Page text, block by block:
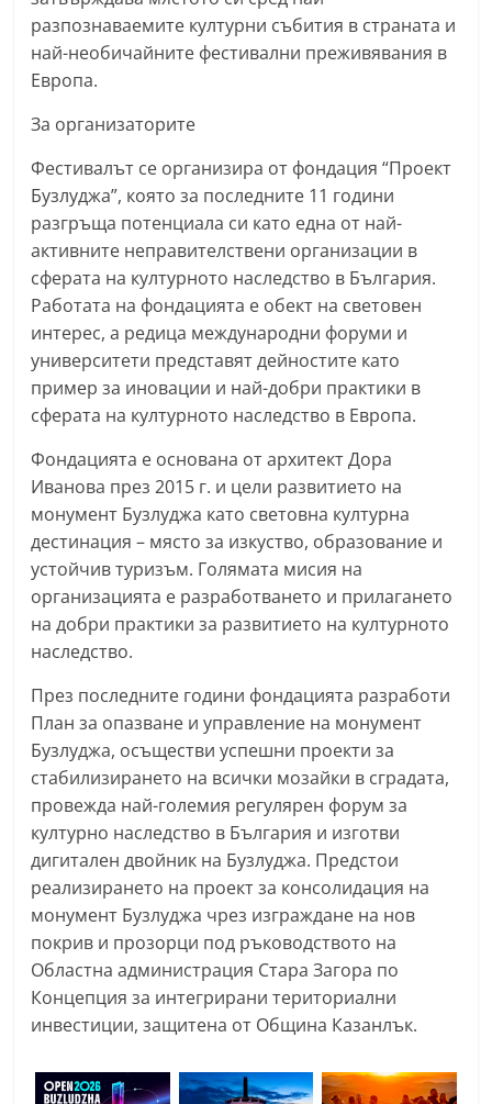
разпознаваемите културни събития в страната и
най-необичайните фестивални преживявания в
Европа.
За организаторите
Фестивалът се организира от фондация “Проект
Бузлуджа”, която за последните 11 години
разгръща потенциала си като една от най-
активните неправителствени организации в
сферата на културното наследство в България.
Работата на фондацията е обект на световен
интерес, а редица международни форуми и
университети представят дейностите като
пример за иновации и най-добри практики в
сферата на културното наследство в Европа.
Фондацията е основана от архитект Дора
Иванова през 2015 г. и цели развитието на
монумент Бузлуджа като световна културна
дестинация – място за изкуство, образование и
устойчив туризъм. Голямата мисия на
организацията е разработването и прилагането
на добри практики за развитието на културното
наследство.
През последните години фондацията разработи
План за опазване и управление на монумент
Бузлуджа, осъществи успешни проекти за
стабилизирането на всички мозайки в сградата,
провежда най-големия регулярен форум за
културно наследство в България и изготви
дигитален двойник на Бузлуджа. Предстои
реализирането на проект за консолидация на
монумент Бузлуджа чрез изграждане на нов
покрив и прозорци под ръководството на
Областна администрация Стара Загора по
Концепция за интегрирани териториални
инвестиции, защитена от Община Казанлък.